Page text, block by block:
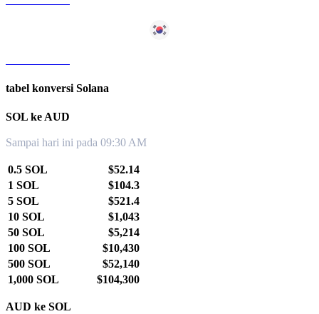
tabel konversi Solana
SOL ke AUD
Sampai hari ini pada 09:30 AM
0.5 SOL
$52.14
1 SOL
$104.3
5 SOL
$521.4
10 SOL
$1,043
50 SOL
$5,214
100 SOL
$10,430
500 SOL
$52,140
1,000 SOL
$104,300
AUD ke SOL